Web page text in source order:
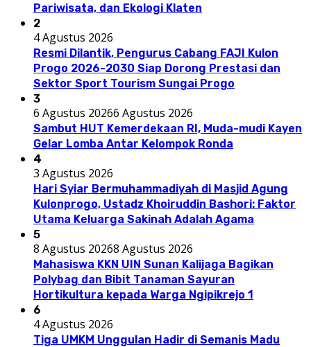
Pariwisata, dan Ekologi Klaten
2
4 Agustus 2026
Resmi Dilantik, Pengurus Cabang FAJI Kulon
Progo 2026-2030 Siap Dorong Prestasi dan
Sektor Sport Tourism Sungai Progo
3
6 Agustus 20266 Agustus 2026
Sambut HUT Kemerdekaan RI, Muda-mudi Kayen
Gelar Lomba Antar Kelompok Ronda
4
3 Agustus 2026
Hari Syiar Bermuhammadiyah di Masjid Agung
Kulonprogo, Ustadz Khoiruddin Bashori: Faktor
Utama Keluarga Sakinah Adalah Agama
5
8 Agustus 20268 Agustus 2026
Mahasiswa KKN UIN Sunan Kalijaga Bagikan
Polybag dan Bibit Tanaman Sayuran
Hortikultura kepada Warga Ngipikrejo 1
6
4 Agustus 2026
Tiga UMKM Unggulan Hadir di Semanis Madu